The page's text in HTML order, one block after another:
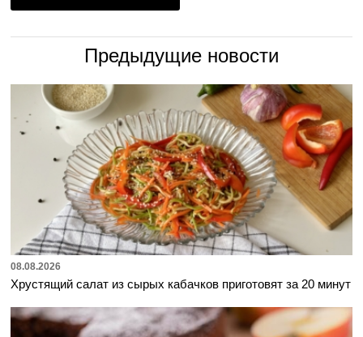
Предыдущие новости
08.08.2026
Хрустящий салат из сырых кабачков приготовят за 20 минут